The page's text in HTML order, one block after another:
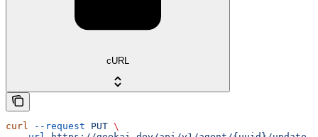
cURL
curl --request PUT \